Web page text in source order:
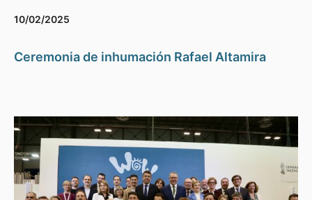
10/02/2025
Ceremonia de inhumación Rafael Altamira